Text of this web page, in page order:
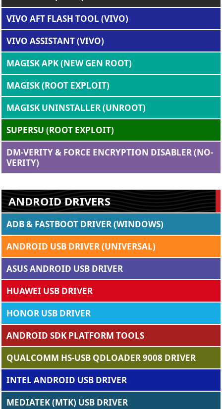
VIVO AFT FLASH TOOL (VIVO)
VIVO ASSISTANT (VIVO)
MAGISK APK (NEW GEN ROOT)
MAGISK (ROOT EXPLOIT)
MAGISK UNINSTALLER (UNROOT)
SUPERSU (ROOT EXPLOIT)
DM-VERITY & FORCE ENCRYPTION DISABLER (NO-
VERITY)
ANDROID DRIVERS
ADB & FASTBOOT DRIVER (WINDOWS)
ANDROID USB DRIVER (UNIVERSAL)
ASUS ANDROID USB DRIVER
HUAWEI USB DRIVER
HONOR USB DRIVER
ANDROID SDK PLATFORM TOOLS
QUALCOMM HS-USB QDLOADER 9008 DRIVER
INTEL ANDROID USB DRIVER
MEDIATEK (MTK) USB DRIVER